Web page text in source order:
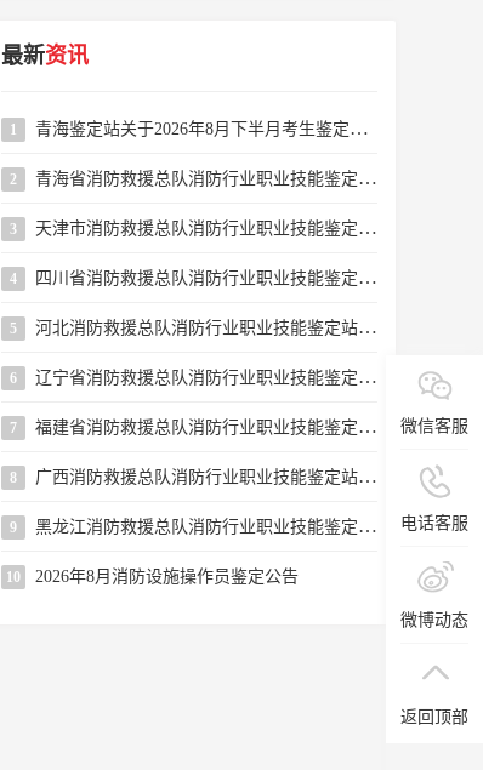
最新资讯
1 青海鉴定站关于2026年8月下半月考生鉴定缴费缴款码公示的公告
2 青海省消防救援总队消防行业职业技能鉴定站2026年8月下半月消防设施操作员职业技能鉴定公告
3 天津市消防救援总队消防行业职业技能鉴定站2026年8月16-31日批次消防设施操作员职业技能鉴定公告
4 四川省消防救援总队消防行业职业技能鉴定站2026年8月消防设施操作员职业技能鉴定考试公告
5 河北消防救援总队消防行业职业技能鉴定站 2026年8月第二批次消防设施操作员职业技能鉴定公告
6 辽宁省消防救援总队消防行业职业技能鉴定站关于续增2026年8月下半月批次消防设施操作员鉴定考试名额的公告
7 福建省消防救援总队消防行业职业技能鉴定站2026年8月第二批次消防设施操作员职业技能鉴定公告
8 广西消防救援总队消防行业职业技能鉴定站2026年8月上半月消防设施操作员职业技能鉴定公告
9 黑龙江消防救援总队消防行业职业技能鉴定站关于开展开放日活动的公告
10 2026年8月消防设施操作员鉴定公告
微信客服
电话客服
微博动态
返回顶部